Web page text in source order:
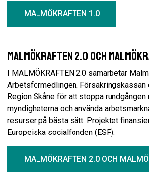
MALMÖKRAFTEN 1.0
Malmökraften 2.0 och
I MALMÖKRAFTEN 2.0 samarbetar
Arbetsförmedlingen, Försäkringskassan
Region Skåne för att stoppa rundgången
myndigheterna och använda
resurser på bästa sätt. Projektet
Europeiska socialfonden (ESF).
MALMÖKRAFTEN 2.0 OCH